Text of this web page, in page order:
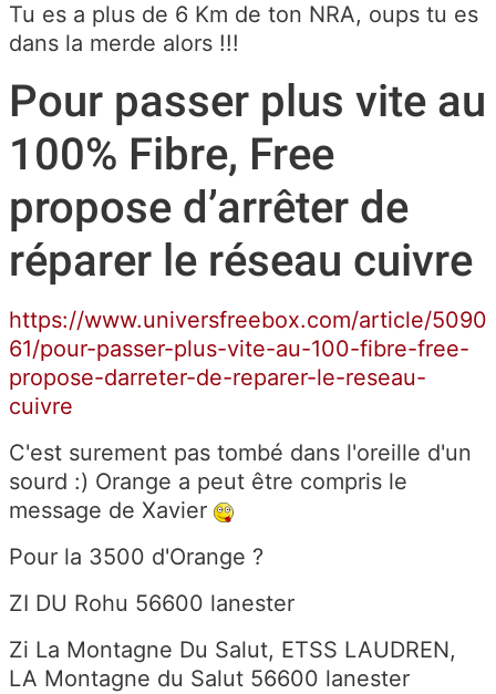
Tu es a plus de 6 Km de ton NRA, oups tu es
dans la merde alors !!!
Pour passer plus vite au
100% Fibre, Free
propose d’arrêter de
réparer le réseau cuivre
https://www.universfreebox.com/article/5090
61/pour-passer-plus-vite-au-100-fibre-free-
propose-darreter-de-reparer-le-reseau-
cuivre
C'est surement pas tombé dans l'oreille d'un
sourd :) Orange a peut être compris le
message de Xavier
Pour la 3500 d'Orange ?
ZI DU Rohu 56600 lanester
Zi La Montagne Du Salut, ETSS LAUDREN,
LA Montagne du Salut 56600 lanester